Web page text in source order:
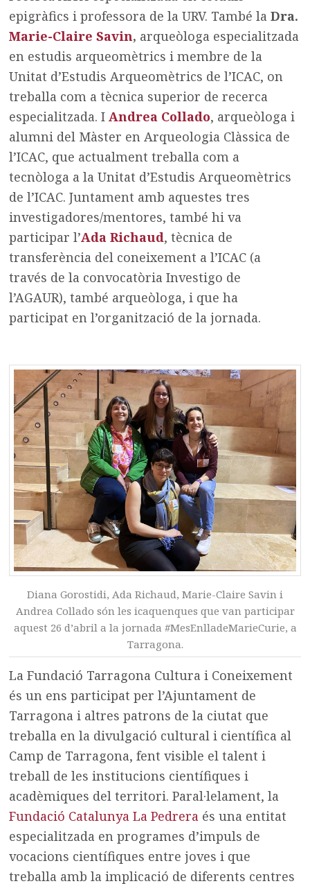
epigràfics i professora de la URV. També laDra.
Marie-Claire Savin, arqueòloga especialitzada
en estudis arqueomètrics i membre de la
Unitat d’Estudis Arqueomètrics de l’ICAC, on
treballa com a tècnica superior de recerca
especialitzada. IAndrea Collado, arqueòloga i
alumni del Màster en Arqueologia Clàssica de
l’ICAC, que actualment treballa com a
tecnòloga a la Unitat d’Estudis Arqueomètrics
de l’ICAC. Juntament amb aquestes tres
investigadores/mentores, també hi va
participar l’Ada Richaud, tècnica de
transferència del coneixement a l’ICAC (a
través de la convocatòria Investigo de
l’AGAUR), també arqueòloga, i que ha
participat en l’organització de la jornada.
Diana Gorostidi, Ada Richaud, Marie-Claire Savin i
Andrea Collado són les icaquenques que van participar
aquest 26 d’abril a la jornada #MesEnlladeMarieCurie, a
Tarragona.
La Fundació Tarragona Cultura i Coneixement
és un ens participat per l’Ajuntament de
Tarragona i altres patrons de la ciutat que
treballa en la divulgació cultural i científica al
Camp de Tarragona, fent visible el talent i
treball de les institucions científiques i
acadèmiques del territori. Paral·lelament, la
Fundació Catalunya La Pedrera és una entitat
especialitzada en programes d’impuls de
vocacions científiques entre joves i que
treballa amb la implicació de diferents centres